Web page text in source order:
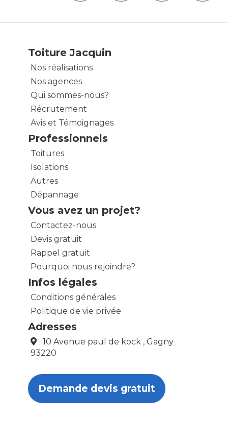
Toiture Jacquin
Nos réalisations
Nos agences
Qui sommes-nous?
Récrutement
Avis et Témoignages
Professionnels
Toitures
Isolations
Autres
Dépannage
Vous avez un projet?
Contactez-nous
Devis gratuit
Rappel gratuit
Pourquoi nous rejoindre?
Infos légales
Conditions générales
Politique de vie privée
Adresses
10 Avenue paul de kock , Gagny
93220
Demande devis gratuit